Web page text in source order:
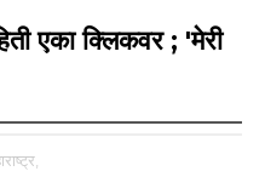
एका क्लिकवर ; 'मेरी